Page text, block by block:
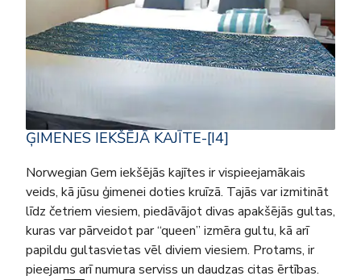
ĢIMENES IEKŠĒJĀ KAJĪTE-[I4]
Norwegian Gem iekšējās kajītes ir vispieejamākais
veids, kā jūsu ģimenei doties kruīzā. Tajās var izmitināt
līdz četriem viesiem, piedāvājot divas apakšējās gultas,
kuras var pārveidot par “queen” izmēra gultu, kā arī
papildu gultasvietas vēl diviem viesiem. Protams, ir
pieejams arī numura serviss un daudzas citas ērtības.